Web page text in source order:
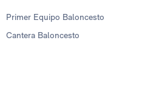
Primer Equipo Baloncesto
Cantera Baloncesto